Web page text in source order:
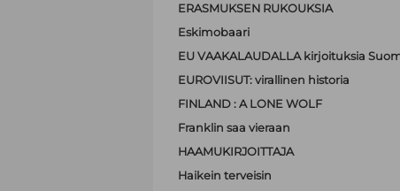
ERASMUKSEN RUKOUKSIA
Eskimobaari
EU VAAKALAUDALLA kirjoituksia
EUROVIISUT: virallinen historia
FINLAND : A LONE WOLF
Franklin saa vieraan
HAAMUKIRJOITTAJA
Haikein terveisin